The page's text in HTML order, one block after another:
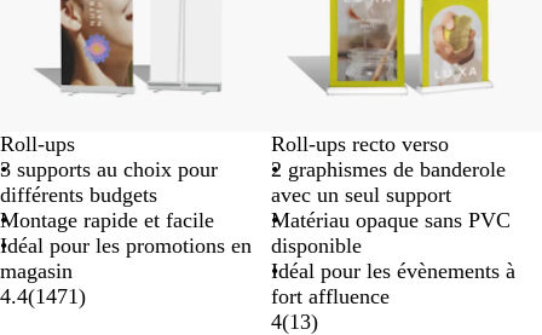
Roll-ups
3 supports au choix pour
différents budgets
Montage rapide et facile
Idéal pour les promotions en
magasin
4.4(1471)
Roll-ups recto verso
2 graphismes de banderole
avec un seul support
Matériau opaque sans PVC
disponible
Idéal pour les évènements à
fort affluence
4(13)